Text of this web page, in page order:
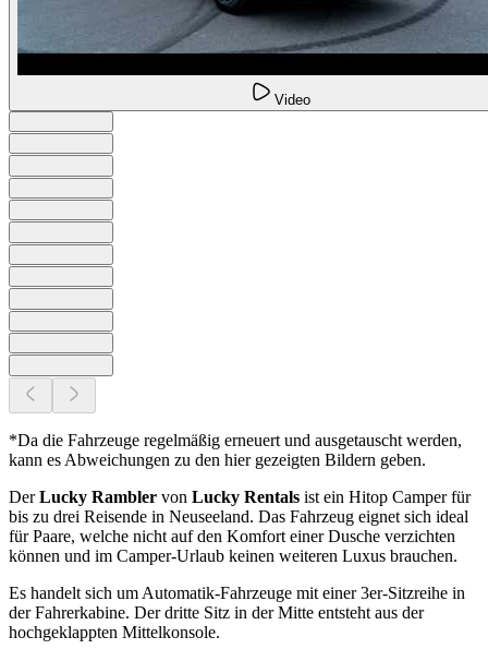
Video
*Da die Fahrzeuge regelmäßig erneuert und ausgetauscht werden,
kann es Abweichungen zu den hier gezeigten Bildern geben.
DerLucky Rambler von Lucky Rentals ist ein Hitop Camper für
bis zu drei Reisende in Neuseeland. Das Fahrzeug eignet sich ideal
für Paare, welche nicht auf den Komfort einer Dusche verzichten
können und im Camper-Urlaub keinen weiteren Luxus brauchen.
Es handelt sich um Automatik-Fahrzeuge mit einer 3er-Sitzreihe in
der Fahrerkabine. Der dritte Sitz in der Mitte entsteht aus der
hochgeklappten Mittelkonsole.